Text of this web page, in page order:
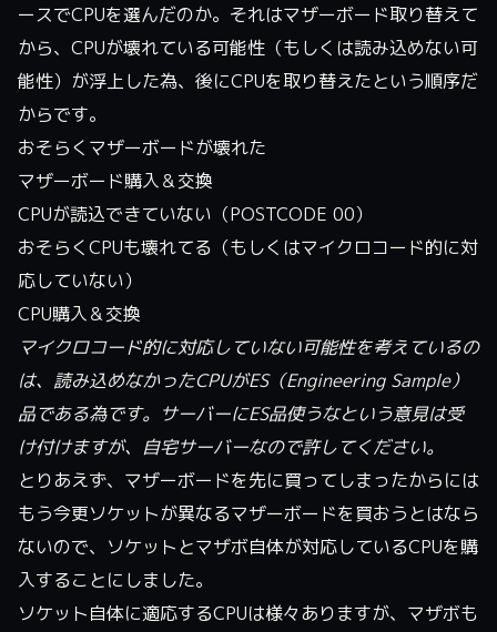
ースでCPUを選んだのか。それはマザーボード取り替えて
から、CPUが壊れている可能性（もしくは読み込めない可
能性）が浮上した為、後にCPUを取り替えたという順序だ
からです。
おそらくマザーボードが壊れた
マザーボード購入＆交換
CPUが読込できていない（POSTCODE 00）
おそらくCPUも壊れてる（もしくはマイクロコード的に対
応していない）
CPU購入＆交換
マイクロコード的に対応していない可能性を考えているの
は、読み込めなかったCPUがES（Engineering Sample）
品である為です。サーバーにES品使うなという意見は受
け付けますが、自宅サーバーなので許してください。
とりあえず、マザーボードを先に買ってしまったからには
もう今更ソケットが異なるマザーボードを買おうとはなら
ないので、ソケットとマザボ自体が対応しているCPUを購
入することにしました。
ソケット自体に適応するCPUは様々ありますが、マザボも